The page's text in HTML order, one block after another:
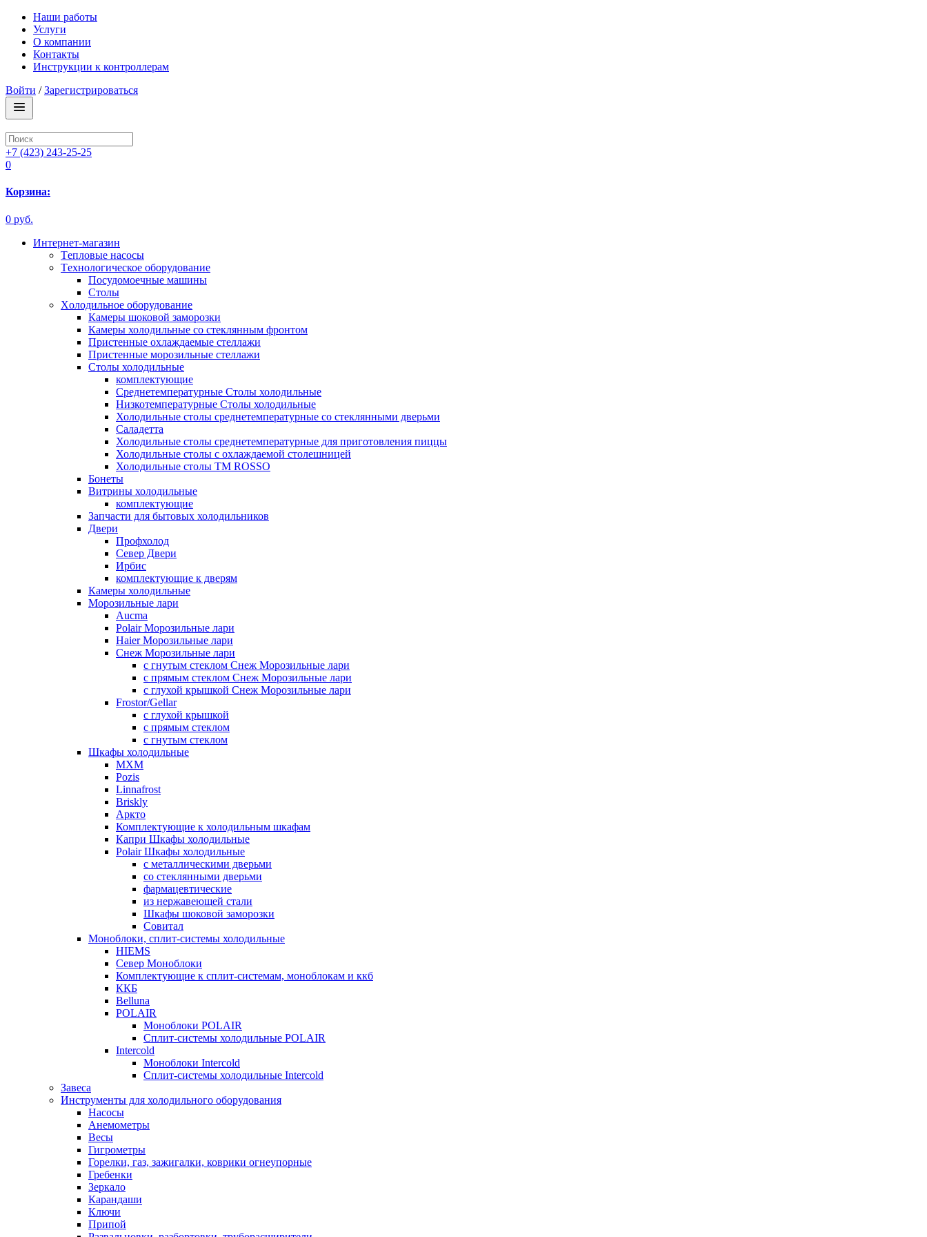
Наши работы
Услуги
О компании
Контакты
Инструкции к контроллерам
Войти /Зарегистрироваться
+7 (423) 243-25-25
0
Корзина:
0 руб.
Интернет-магазин
Tепловые насосы
Tехнологическое оборудование
Посудомоечные машины
Столы
Xолодильное оборудование
Камеры шоковой заморозки
Камеры холодильные со стеклянным фронтом
Пристенные охлаждаемые стеллажи
Пристенные морозильные стеллажи
Столы холодильные
комплектующие
Среднетемпературные Столы холодильные
Низкотемпературные Столы холодильные
Холодильные столы среднетемпературные со стеклянными дверьми
Саладетта
Холодильные столы среднетемпературные для приготовления пиццы
Холодильные столы с охлаждаемой столешницей
Холодильные столы ТМ ROSSO
Бонеты
Витрины холодильные
комплектующие
Запчасти для бытовых холодильников
Двери
Профхолод
Север Двери
Ирбис
комплектующие к дверям
Камеры холодильные
Морозильные лари
Aucma
Polair Морозильные лари
Haier Морозильные лари
Снеж Морозильные лари
с гнутым стеклом Снеж Морозильные лари
с прямым стеклом Снеж Морозильные лари
с глухой крышкой Снеж Морозильные лари
Frostor/Gellar
с глухой крышкой
с прямым стеклом
с гнутым стеклом
Шкафы холодильные
МХМ
Pozis
Linnafrost
Briskly
Аркто
Комплектующие к холодильным шкафам
Капри Шкафы холодильные
Polair Шкафы холодильные
с металлическими дверьми
со стеклянными дверьми
фармацевтические
из нержавеющей стали
Шкафы шоковой заморозки
Совитал
Моноблоки, сплит-системы холодильные
HIEMS
Север Моноблоки
Комплектующие к сплит-системам, моноблокам и ккб
ККБ
Belluna
POLAIR
Моноблоки POLAIR
Сплит-системы холодильные POLAIR
Intercold
Моноблоки Intercold
Сплит-системы холодильные Intercold
Завеса
Инструменты для холодильного оборудования
Насосы
Анемометры
Весы
Гигрометры
Горелки, газ, зажигалки, коврики огнеупорные
Гребенки
Зеркало
Карандаши
Ключи
Припой